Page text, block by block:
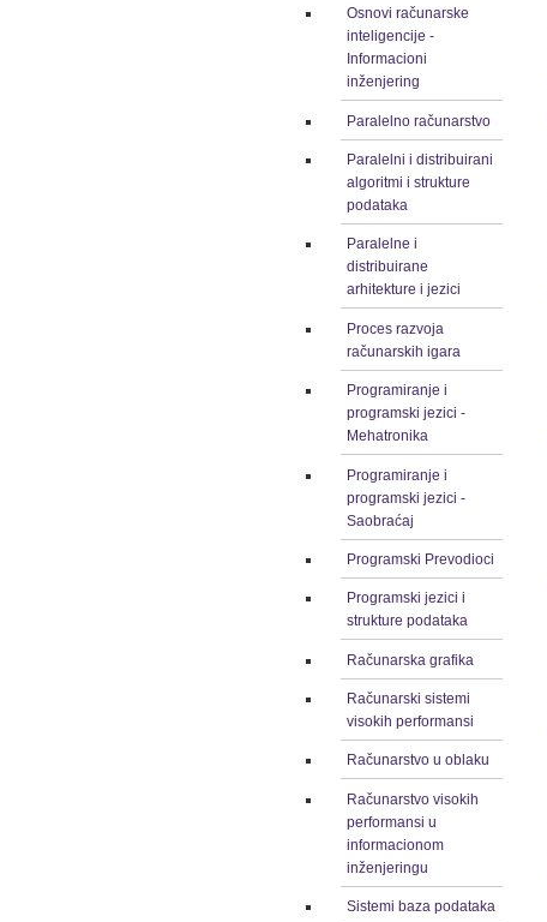
Osnovi računarske
inteligencije -
Informacioni
inženjering
Paralelno računarstvo
Paralelni i distribuirani
algoritmi i strukture
podataka
Paralelne i
distribuirane
arhitekture i jezici
Proces razvoja
računarskih igara
Programiranje i
programski jezici -
Mehatronika
Programiranje i
programski jezici -
Saobraćaj
Programski Prevodioci
Programski jezici i
strukture podataka
Računarska grafika
Računarski sistemi
visokih performansi
Računarstvo u oblaku
Računarstvo visokih
performansi u
informacionom
inženjeringu
Sistemi baza podataka